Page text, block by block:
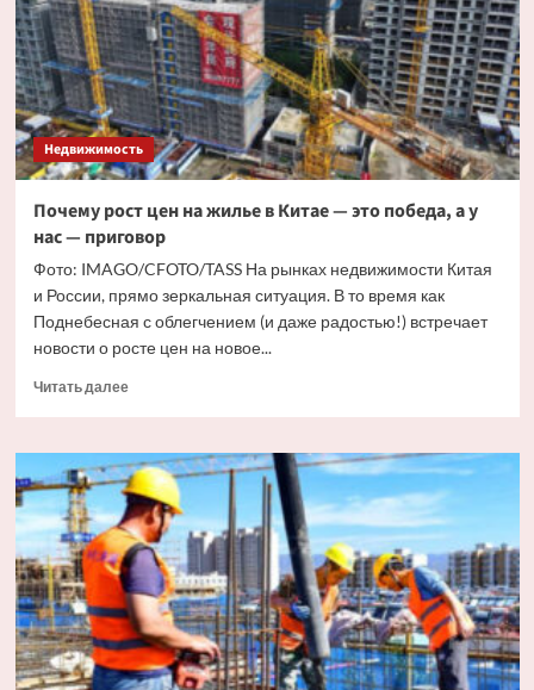
Недвижимость
Почему рост цен на жилье в Китае — это победа, а у
нас — приговор
Фото: IMAGO/CFOTO/TASS На рынках недвижимости Китая
и России, прямо зеркальная ситуация. В то время как
Поднебесная с облегчением (и даже радостью!) встречает
новости о росте цен на новое...
Читать далееПрочитать
Почему
рост
цен
на
жилье
в
Китае —
это
победа,
а
у